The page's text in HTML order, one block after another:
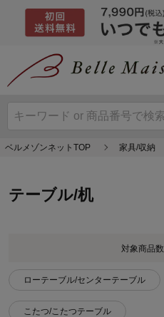
ベルメゾンネットTOP 家具/収納
テーブル/机
対象商品数
ローテーブル/センターテーブル
こたつ/こたつテーブル